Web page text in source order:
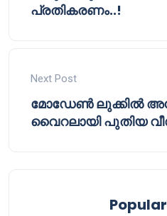
പ്രതികരണം..!
Next Post
മോഡേൺ ലുക്കിൽ
വൈറലായി പുതിയ